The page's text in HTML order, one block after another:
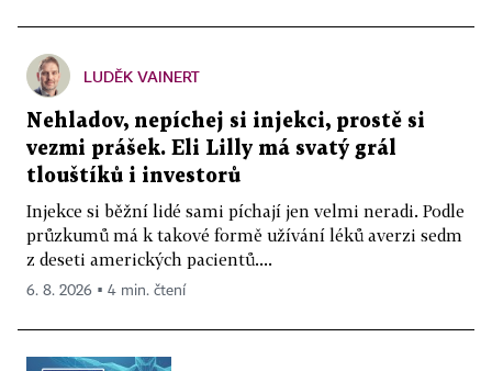
LUDĚK VAINERT
Nehladov, nepíchej si injekci, prostě si
vezmi prášek. Eli Lilly má svatý grál
tlouštíků i investorů
Injekce si běžní lidé sami píchají jen velmi neradi. Podle
průzkumů má k takové formě užívání léků averzi sedm
z deseti amerických pacientů....
6. 8. 2026 ▪ 4 min. čtení